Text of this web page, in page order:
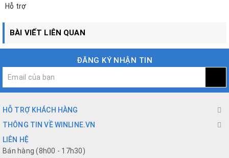
Hỗ trợ
BÀI VIẾT LIÊN QUAN
ĐĂNG KÝ NHẬN TIN
HỖ TRỢ KHÁCH HÀNG
THÔNG TIN VỀ WINLINE.VN
LIÊN HỆ
Bán hàng (8h00 - 17h30)